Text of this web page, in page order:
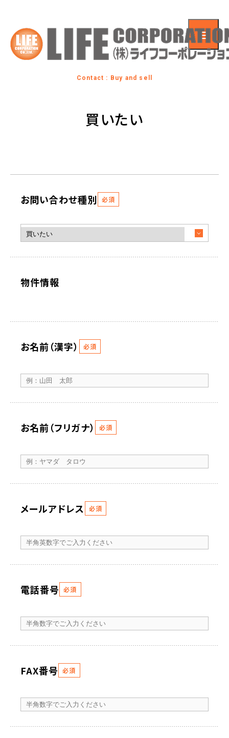
Contact : Buy and sell
買いたい
お問い合わせ種別 必須
物件情報
お名前（漢字） 必須
お名前（フリガナ） 必須
メールアドレス 必須
電話番号 必須
FAX番号 必須